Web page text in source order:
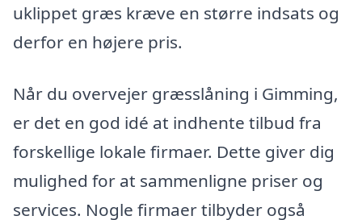
uklippet græs kræve en større indsats og
derfor en højere pris.
Når du overvejer græsslåning i Gimming,
er det en god idé at indhente tilbud fra
forskellige lokale firmaer. Dette giver dig
mulighed for at sammenligne priser og
services. Nogle firmaer tilbyder også